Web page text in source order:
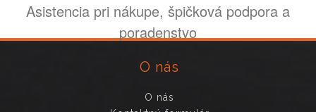
Asistencia pri nákupe, špičková podpora a
poradenstvo
O nás
O nás